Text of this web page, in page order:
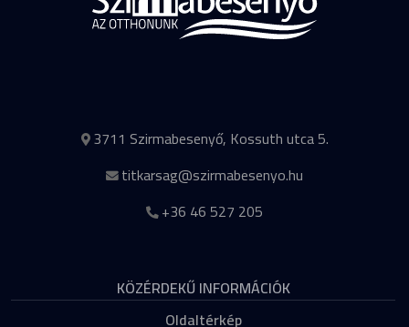
3711 Szirmabesenyő, Kossuth utca 5.
titkarsag@szirmabesenyo.hu
+36 46 527 205
KÖZÉRDEKŰ INFORMÁCIÓK
Oldaltérkép